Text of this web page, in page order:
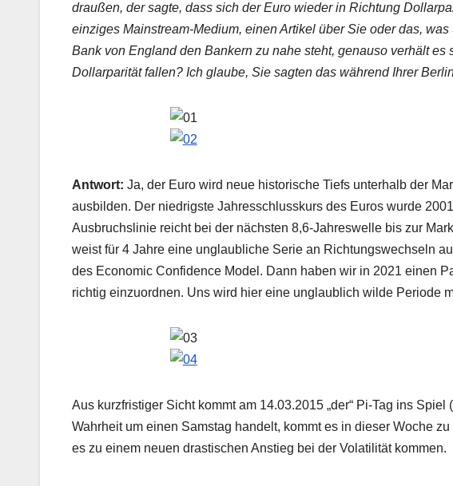
draußen, der sagte, dass sich der Euro wieder in Richtung
einziges Mainstream-Medium, einen Artikel über Sie oder das,
Bank von England den Bankern zu nahe steht, genauso verhält
Dollarparität fallen? Ich glaube, Sie sagten das während Ihrer
Antwort: Ja, der Euro wird neue historische Tiefs unterhalb der
ausbilden. Der niedrigste Jahresschlusskurs des Euros wurde
Ausbruchslinie reicht bei der nächsten 8,6-Jahreswelle bis zur
weist für 4 Jahre eine unglaubliche Serie an Richtungswechseln
des Economic Confidence Model. Dann haben wir in 2021 einen
richtig einzuordnen. Uns wird hier eine unglaublich wilde Periode
Aus kurzfristiger Sicht kommt am 14.03.2015 „der“ Pi-Tag ins
Wahrheit um einen Samstag handelt, kommt es in dieser Woche
es zu einem neuen drastischen Anstieg bei der Volatilität kommen.